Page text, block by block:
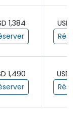
1,384
USD
1,490
USD